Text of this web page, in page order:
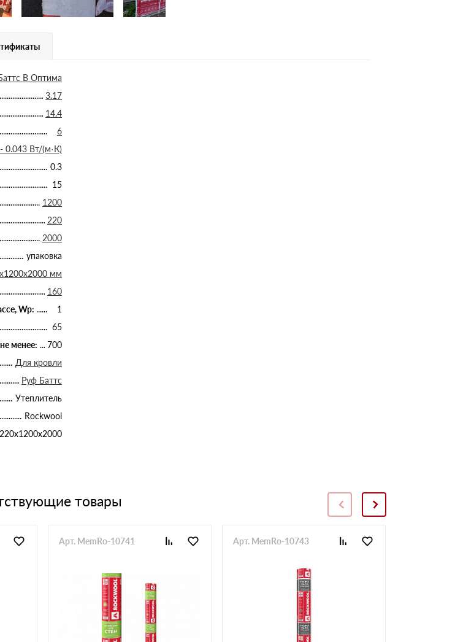
В Оптима
3.17
14.4
6
0.043 Вт/(м·К)
0.3
15
1200
220
2000
упаковка
мм
160
Wp:
1
65
менее:
700
Для кровли
Руф Баттс
Утеплитель
Rockwool
товары
Арт. MemRo-10741 Арт. MemRo-10743